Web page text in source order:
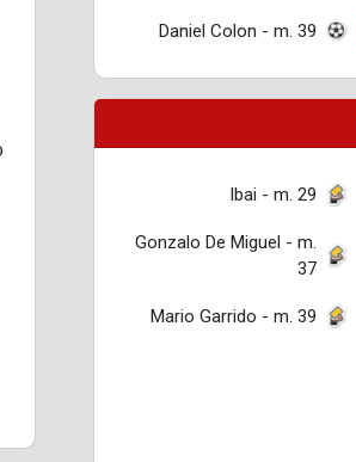
Daniel Colon - m. 39
Ibai - m. 29
Gonzalo De Miguel - m.
37
Mario Garrido - m. 39